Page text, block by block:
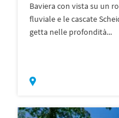
Baviera con vista su un
fluviale e le cascate
getta nelle profondità...